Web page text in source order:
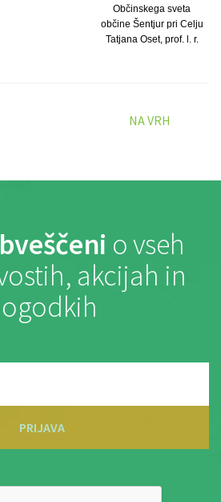
Občinskega sveta
občine Šentjur pri Celju
Tatjana Oset, prof. l. r.
NA VRH
o vseh
akcijah in
PRIJAVA